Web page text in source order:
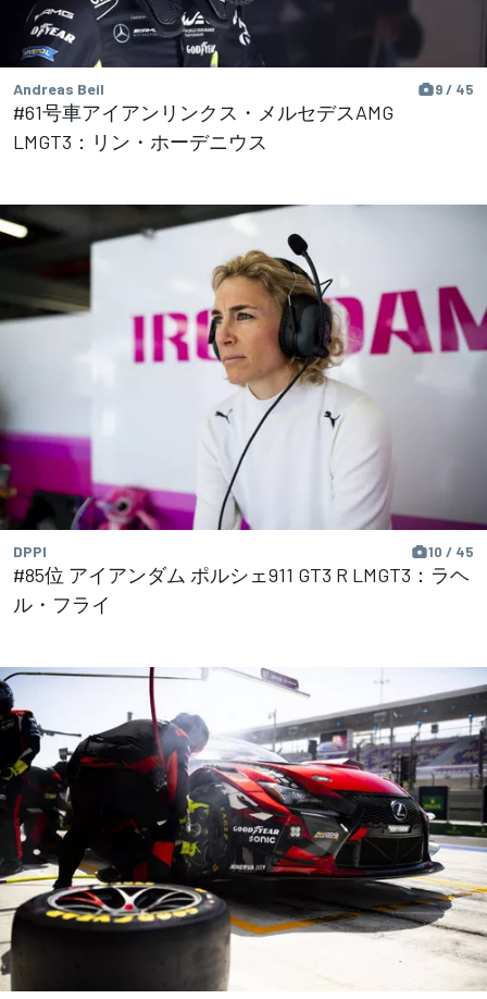
Andreas Beil 9 / 45
#61号車アイアンリンクス・メルセデスAMG
LMGT3：リン・ホーデニウス
DPPI 10 / 45
#85位 アイアンダム ポルシェ911 GT3 R LMGT3：ラヘ
ル・フライ